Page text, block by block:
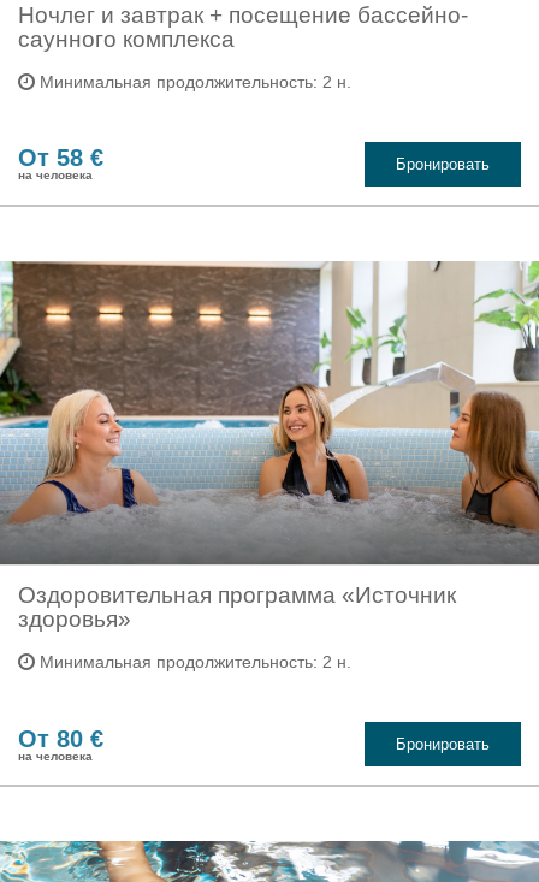
Ночлег и завтрак + посещение бассейно-
саунного комплекса
Минимальная продолжительность: 2 н.
От 58 €
на человека
Бронировать
Оздоровительная программа «Источник
здоровья»
Минимальная продолжительность: 2 н.
От 80 €
на человека
Бронировать